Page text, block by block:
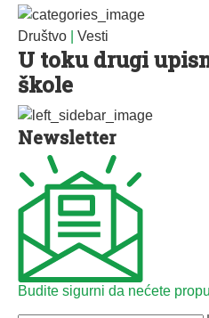
Društvo Vesti
U toku drugi
škole
Newsletter
Budite sigurni da nećete